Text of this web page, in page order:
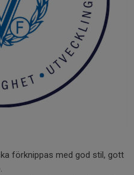
förknippas med god stil, gott